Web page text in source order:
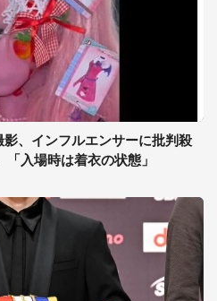
、インフルエンサーに批判殺
入場時は着衣の状態」